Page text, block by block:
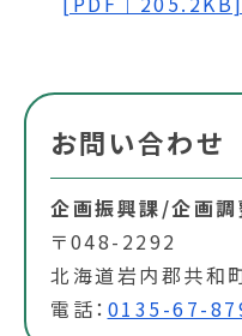
お問い合わせ
企画振興課/企画調
〒048-2292
北海道岩内郡共和
電話： 0135-67-